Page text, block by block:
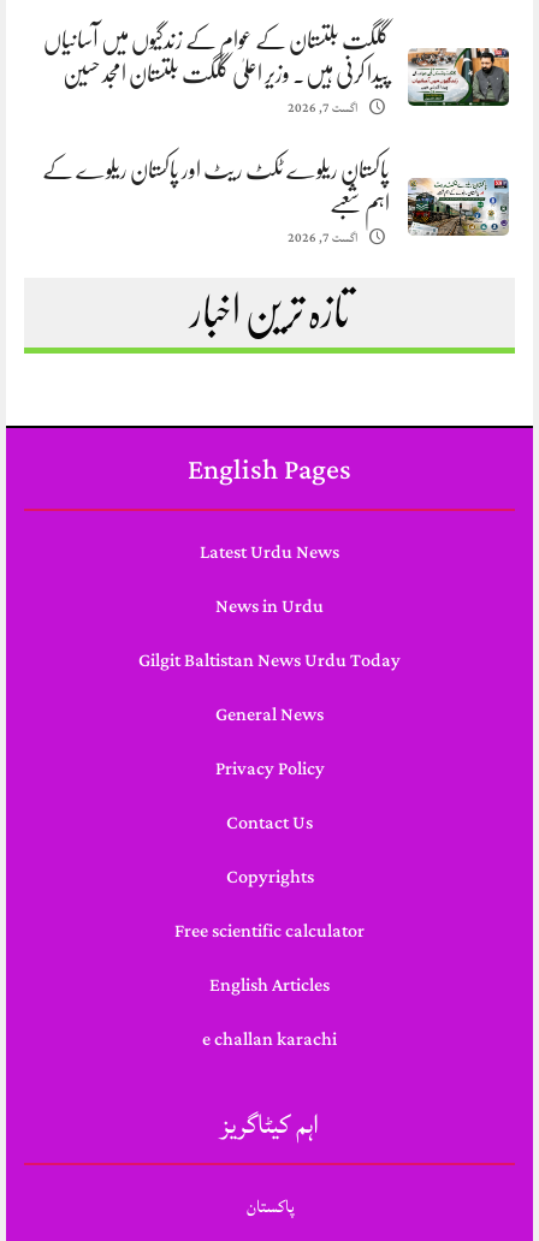
گلگت بلتستان کے عوام کے زندگیوں میں آسانیاں
پیدا کرنی ہیں. وزیر اعلیٰ گلگت بلتستان امجد حسین
اگست 7, 2026
پاکستان ریلوے ٹکٹ ریٹ اور پاکستان ریلوے کے
اہم شعبے
اگست 7, 2026
تازہ ترین اخبار
English Pages
Latest Urdu News
News in Urdu
Gilgit Baltistan News Urdu Today
General News
Privacy Policy
Contact Us
Copyrights
Free scientific calculator
English Articles
e challan karachi
اہم کیٹاگریز
پاکستان